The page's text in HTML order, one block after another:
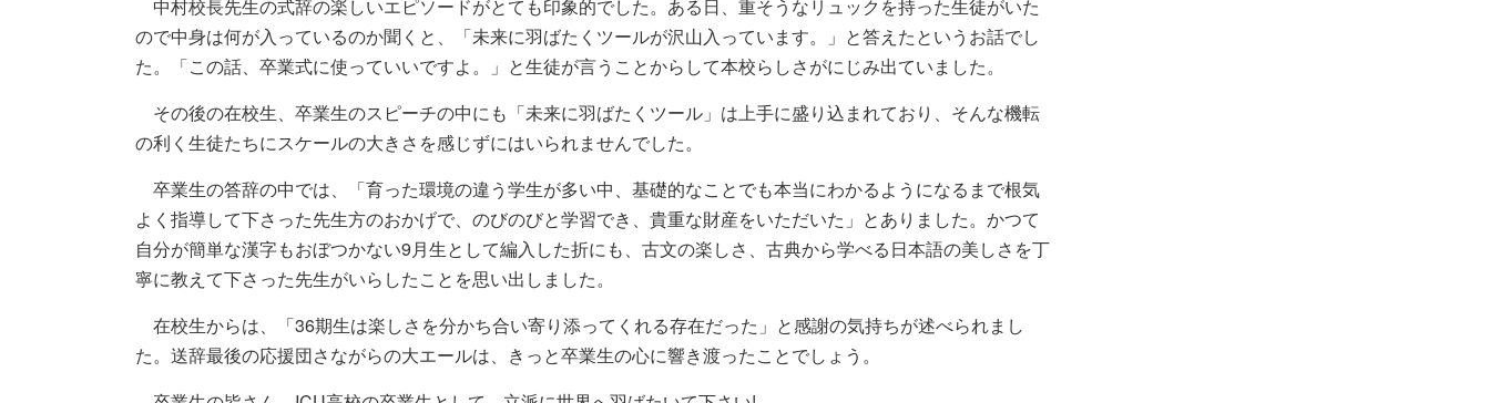
中村校長先生の式辞の楽しいエピソードがとても印象的でした。ある日、重そうなリュックを持った生徒がいた
ので中身は何が入っているのか聞くと、「未来に羽ばたくツールが沢山入っています。」と答えたというお話でし
た。「この話、卒業式に使っていいですよ。」と生徒が言うことからして本校らしさがにじみ出ていました。
その後の在校生、卒業生のスピーチの中にも「未来に羽ばたくツール」は上手に盛り込まれており、そんな機転
の利く生徒たちにスケールの大きさを感じずにはいられませんでした。
卒業生の答辞の中では、「育った環境の違う学生が多い中、基礎的なことでも本当にわかるようになるまで根気
よく指導して下さった先生方のおかげで、のびのびと学習でき、貴重な財産をいただいた」とありました。かつて
自分が簡単な漢字もおぼつかない9月生として編入した折にも、古文の楽しさ、古典から学べる日本語の美しさを丁
寧に教えて下さった先生がいらしたことを思い出しました。
在校生からは、「36期生は楽しさを分かち合い寄り添ってくれる存在だった」と感謝の気持ちが述べられまし
た。送辞最後の応援団さながらの大エールは、きっと卒業生の心に響き渡ったことでしょう。